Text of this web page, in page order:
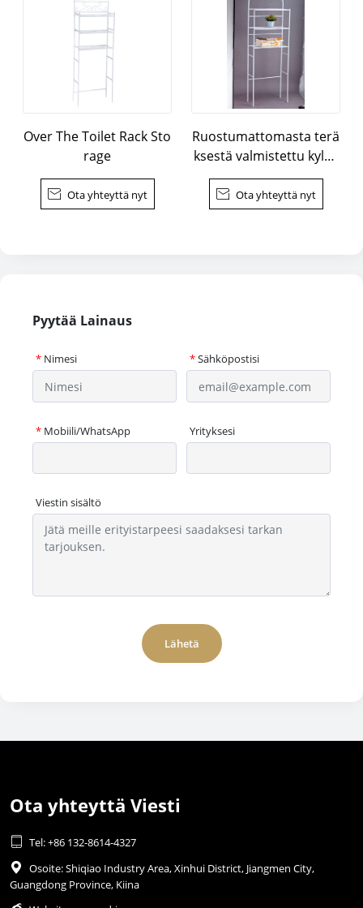
Over The Toilet Rack Sto
rage
 Ota yhteyttä nyt
Ruostumattomasta terä
ksestä valmistettu kylpy
huone Corner Rack
 Ota yhteyttä nyt
Pyytää Lainaus
* Nimesi *Sähköpostisi
* Mobiili/WhatsApp Yrityksesi
Viestin sisältö
Lähetä
Ota yhteyttä Viesti
 Tel: +86 132-8614-4327

Osoite: Shiqiao Industry Area, Xinhui District, Jiangmen City,
Guangdong Province, Kiina